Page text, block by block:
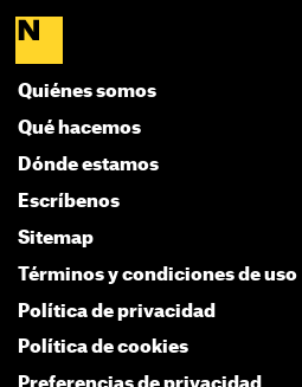
Quiénes somos
Qué hacemos
Dónde estamos
Escríbenos
Sitemap
Términos y condiciones de uso
Política de privacidad
Política de cookies